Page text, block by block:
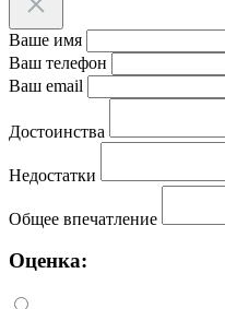
Ваше имя
Ваш телефон
Ваш email
Достоинства
Недостатки
Общее впечатление
Оценка: